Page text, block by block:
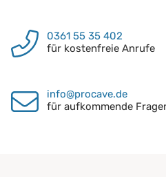
0361 55 35 402
für kostenfreie Anrufe
info@procave.de
für aufkommende